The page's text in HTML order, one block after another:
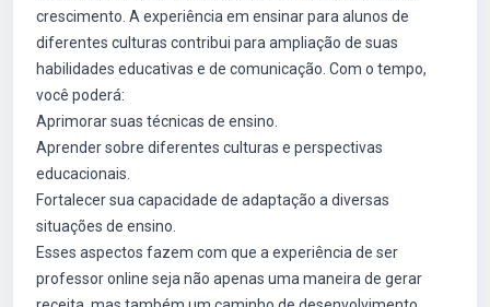
crescimento. A experiência em ensinar para alunos de
diferentes culturas contribui para ampliação de suas
habilidades educativas e de comunicação. Com o tempo,
você poderá:
Aprimorar suas técnicas de ensino.
Aprender sobre diferentes culturas e perspectivas
educacionais.
Fortalecer sua capacidade de adaptação a diversas
situações de ensino.
Esses aspectos fazem com que a experiência de ser
professor online seja não apenas uma maneira de gerar